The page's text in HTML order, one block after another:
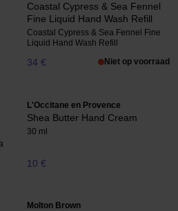
Coastal Cypress & Sea Fennel
Fine Liquid Hand Wash Refill
Coastal Cypress & Sea Fennel Fine
Liquid Hand Wash Refill
34 € Niet op voorraad
L'Occitane en Provence
Shea Butter Hand Cream
30 ml
10 €
Molton Brown